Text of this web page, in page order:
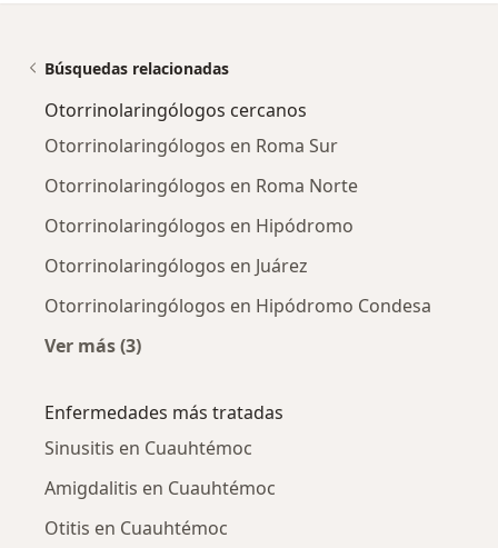
Búsquedas relacionadas
Otorrinolaringólogos cercanos
Otorrinolaringólogos en Roma Sur
Otorrinolaringólogos en Roma Norte
Otorrinolaringólogos en Hipódromo
Otorrinolaringólogos en Juárez
Otorrinolaringólogos en Hipódromo Condesa
Ver más (3)
Enfermedades más tratadas
Sinusitis en Cuauhtémoc
Amigdalitis en Cuauhtémoc
Otitis en Cuauhtémoc